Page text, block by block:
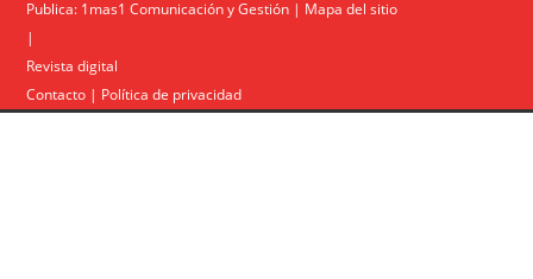
Publica: 1mas1 Comunicación y Gestión | Mapa del sitio
|
Revista digital
Contacto | Política de privacidad